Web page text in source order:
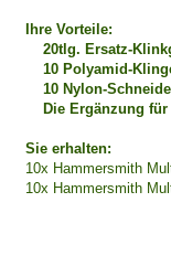
Ihre Vorteile:
20tlg. Ersatz-
10 Polyamid-
10 Nylon-
Die Ergänzung für
Sie erhalten:
10x Hammersmith
10x Hammersmith